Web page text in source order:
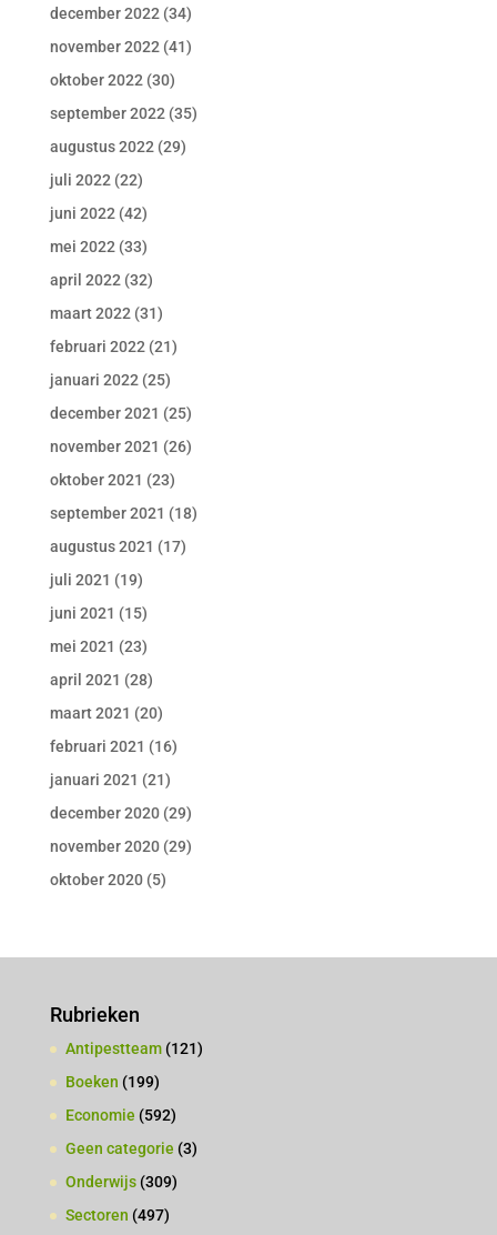
december 2022 (34)
november 2022 (41)
oktober 2022 (30)
september 2022 (35)
augustus 2022 (29)
juli 2022 (22)
juni 2022 (42)
mei 2022 (33)
april 2022 (32)
maart 2022 (31)
februari 2022 (21)
januari 2022 (25)
december 2021 (25)
november 2021 (26)
oktober 2021 (23)
september 2021 (18)
augustus 2021 (17)
juli 2021 (19)
juni 2021 (15)
mei 2021 (23)
april 2021 (28)
maart 2021 (20)
februari 2021 (16)
januari 2021 (21)
december 2020(29)
november 2020(29)
oktober 2020(5)
Rubrieken
Antipestteam(121)
Boeken (199)
Economie (592)
Geen categorie (3)
Onderwijs(309)
Sectoren (497)